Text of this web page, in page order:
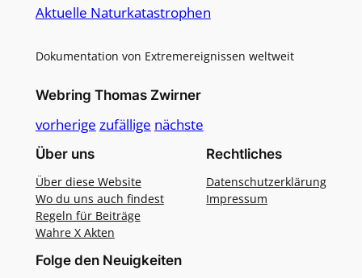
Aktuelle Naturkatastrophen
Dokumentation von Extremereignissen weltweit
Webring Thomas Zwirner
vorherige zufällige nächste
Über uns
Über diese Website
Wo du uns auch findest
Regeln für Beiträge
Wahre X Akten
Rechtliches
Datenschutzerklärung
Impressum
Folge den Neuigkeiten